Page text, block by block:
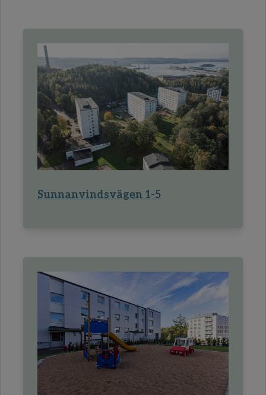
Sunnanvindsvägen 1-5